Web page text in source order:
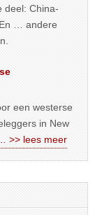
deel: China-
… andere
een westerse
in New
… >> lees meer